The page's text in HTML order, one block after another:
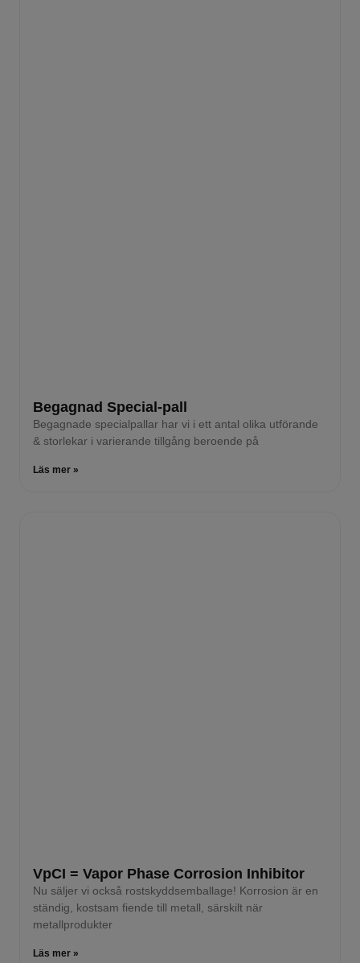
Begagnad Special-pall
Begagnade specialpallar har vi i ett antal olika utförande
& storlekar i varierande tillgång beroende på
Läs mer »
VpCI = Vapor Phase Corrosion Inhibitor
Nu säljer vi också rostskyddsemballage! Korrosion är en
ständig, kostsam fiende till metall, särskilt när
metallprodukter
Läs mer »